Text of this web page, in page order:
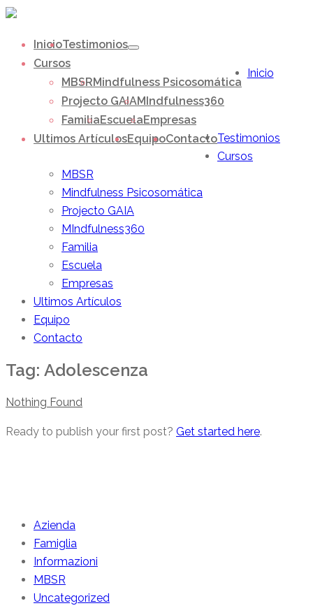
InicioTestimonios
Cursos
MBSRMindfulness Psicosomática
Projecto GAIAMIndfulness360
FamiliaEscuelaEmpresas
Ultimos ArtículosEquipoContacto
Inicio
Testimonios
Cursos
MBSR
Mindfulness Psicosomática
Projecto GAIA
MIndfulness360
Familia
Escuela
Empresas
Ultimos Artículos
Equipo
Contacto
Tag: Adolescenza
Nothing Found
Ready to publish your first post? Get started here.
Azienda
Famiglia
Informazioni
MBSR
Uncategorized